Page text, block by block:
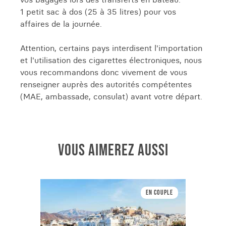
1 petit sac à dos (25 à 35 litres) pour vos
affaires de la journée.
Attention, certains pays interdisent l'importation
et l'utilisation des cigarettes électroniques, nous
vous recommandons donc vivement de vous
renseigner auprès des autorités compétentes
(MAE, ambassade, consulat) avant votre départ.
VOUS AIMEREZ AUSSI
En couple